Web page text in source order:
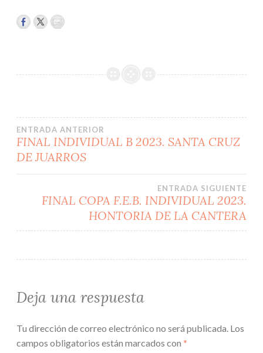
Navegación
de
entradas
ENTRADA ANTERIOR
FINAL INDIVIDUAL B 2023. SANTA CRUZ
DE JUARROS
ENTRADA SIGUIENTE
FINAL COPA F.E.B. INDIVIDUAL 2023.
HONTORIA DE LA CANTERA
Deja una respuesta
Tu dirección de correo electrónico no será publicada. Los
campos obligatorios están marcados con *